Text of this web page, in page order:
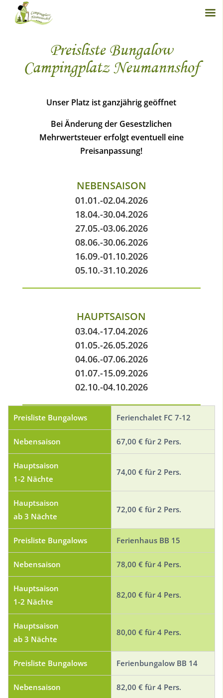
Preisliste Bungalow
Campingplatz Neumannshof
Unser Platz ist ganzjährig geöffnet
Bei Änderung der Gesestzlichen
Mehrwertsteuer erfolgt eventuell eine
Preisanpassung!
NEBENSAISON
01.01.-02.04.2026
18.04.-30.04.2026
27.05.-03.06.2026
08.06.-30.06.2026
16.09.-01.10.2026
05.10.-31.10.2026
HAUPTSAISON
03.04.-17.04.2026
01.05.-26.05.2026
04.06.-07.06.2026
01.07.-15.09.2026
02.10.-04.10.2026
Preisliste Bungalows Ferienchalet FC 7-12
Nebensaison 67,00 € für 2 Pers.
Hauptsaison
1-2 Nächte
74,00 € für 2 Pers.
Hauptsaison
ab 3 Nächte
72,00 € für 2 Pers.
Preisliste Bungalows Ferienhaus BB 15
Nebensaison 78,00 € für 4 Pers.
Hauptsaison
1-2 Nächte
82,00 € für 4 Pers.
Hauptsaison
ab 3 Nächte
80,00 € für 4 Pers.
Preisliste Bungalows Ferienbungalow BB 14
Nebensaison 82,00 € für 4 Pers.